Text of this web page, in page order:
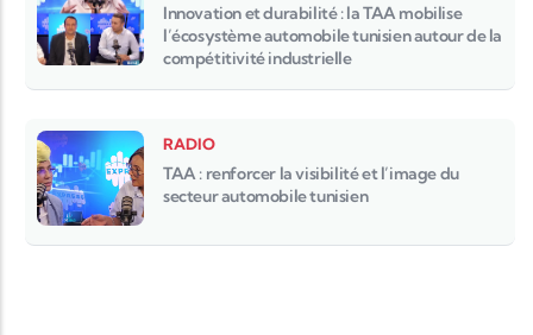
Innovation et durabilité : la TAA mobilise
l’écosystème automobile tunisien autour de la
compétitivité industrielle
RADIO
TAA : renforcer la visibilité et l’image du
secteur automobile tunisien